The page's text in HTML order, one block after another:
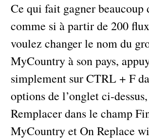
Ce qui fait gagner beaucoup
comme si à partir de 200
voulez changer le nom du
MyCountry à son pays,
simplement sur CTRL + F
options de l’onglet ci-
Remplacer dans le champ
MyCountry et On Replace